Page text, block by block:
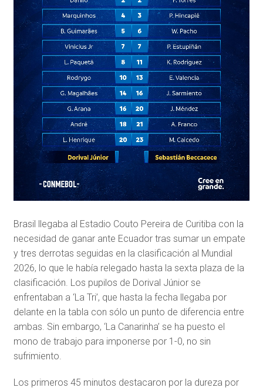
Brasil llegaba al Estadio Couto Pereira de Curitiba con la
necesidad de ganar ante Ecuador tras sumar un empate
y tres derrotas seguidas en la clasificación al Mundial
2026, lo que le había relegado hasta la sexta plaza de la
clasificación. Los pupilos de Dorival Júnior se
enfrentaban a ‘La Tri’, que hasta la fecha llegaba por
delante en la tabla con sólo un punto de diferencia entre
ambas. Sin embargo, ‘La Canarinha’ se ha puesto el
mono de trabajo para imponerse por 1-0, no sin
sufrimiento.
Los primeros 45 minutos destacaron por la dureza por